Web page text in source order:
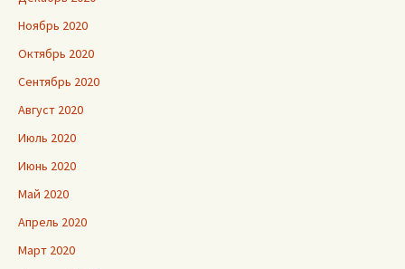
Ноябрь 2020
Октябрь 2020
Сентябрь 2020
Август 2020
Июль 2020
Июнь 2020
Май 2020
Апрель 2020
Март 2020